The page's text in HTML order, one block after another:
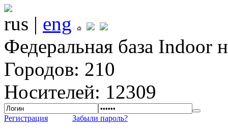
rus | eng
Федеральная база Indoor
Городов: 210
Носителей: 12309
Регистрация Забыли пароль?